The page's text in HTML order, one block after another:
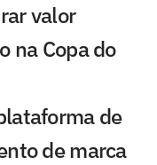
valor
na Copa do
de
de marca